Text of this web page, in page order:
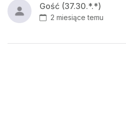
Gość (37.30.*.*)
2 miesiące temu